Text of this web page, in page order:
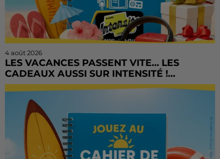
4 août 2026
LES VACANCES PASSENT VITE... LES
CADEAUX AUSSI SUR INTENSITÉ !...
L'été file à toute vitesse, mais il est encore temps de
sur Radio Intensité avec des centaines de...